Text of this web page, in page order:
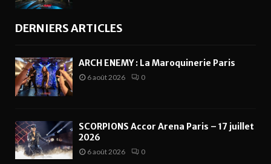
DERNIERS ARTICLES
ARCH ENEMY : La Maroquinerie Paris
6 août 2026 0
SCORPIONS Accor Arena Paris – 17 juillet
2026
6 août 2026 0